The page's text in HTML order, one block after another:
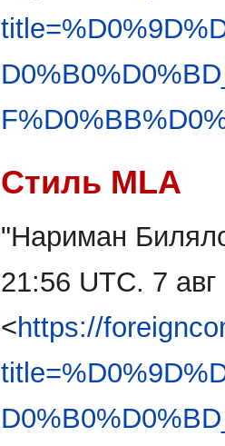
Стиль MLA
"Нариман
21:56 UTC. 7
<https://